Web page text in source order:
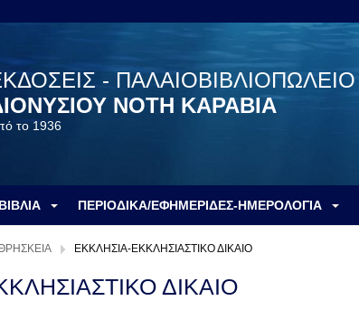
- ΠΑΛΑΙΟΒΙΒΛΙΟΠΩΛΕΙΟ
ΝΟΤΗ ΚΑΡΑΒΙΑ
το 1936
ΠΕΡΙΟΔΙΚΑ/ΕΦΗΜΕΡΙΔΕΣ-ΗΜΕΡΟΛΟΓΙΑ
ΕΚΚΛΗΣΙΑ-ΕΚΚΛΗΣΙΑΣΤΙΚΟ ΔΙΚΑΙΟ
ΔΙΚΑΙΟ